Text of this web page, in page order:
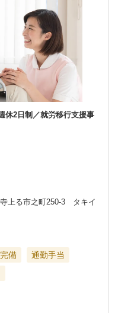
休2日制／就労移行支援事
上る市之町250-3 タキイ
備
通勤手当